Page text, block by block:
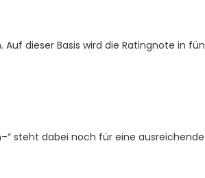
dieser Basis wird die Ratingnote in
steht dabei noch für eine